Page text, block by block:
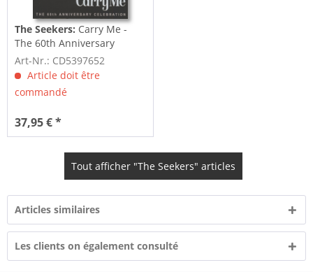
The Seekers: Carry Me -
The 60th Anniversary
Celebration (3-CD)
Art-Nr.: CD5397652
Article doit être
commandé
37,95 € *
Tout afficher "The Seekers" articles
Articles similaires
Les clients on également consulté